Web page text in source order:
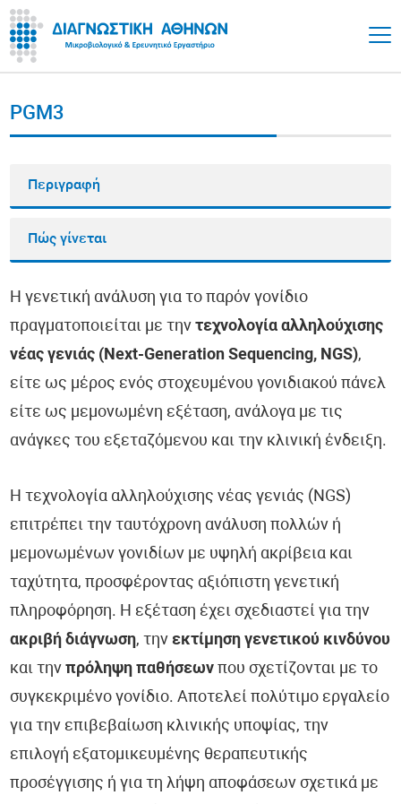
PGM3
Περιγραφή
Πώς γίνεται
Η γενετική ανάλυση για το παρόν γονίδιο
πραγματοποιείται με τηντεχνολογία αλληλούχισης
νέας γενιάς (Next-Generation Sequencing, NGS),
είτε ως μέρος ενός στοχευμένου γονιδιακού πάνελ
είτε ως μεμονωμένη εξέταση, ανάλογα με τις
ανάγκες του εξεταζόμενου και την κλινική ένδειξη.
Η τεχνολογία αλληλούχισης νέας γενιάς (NGS)
επιτρέπει την ταυτόχρονη ανάλυση πολλών ή
μεμονωμένων γονιδίων με υψηλή ακρίβεια και
ταχύτητα, προσφέροντας αξιόπιστη γενετική
πληροφόρηση. Η εξέταση έχει σχεδιαστεί για την
ακριβή διάγνωση, τηνεκτίμηση γενετικού κινδύνου
και τηνπρόληψη παθήσεων που σχετίζονται με το
συγκεκριμένο γονίδιο. Αποτελεί πολύτιμο εργαλείο
για την επιβεβαίωση κλινικής υποψίας, την
επιλογή εξατομικευμένης θεραπευτικής
προσέγγισης ή για τη λήψη αποφάσεων σχετικά με